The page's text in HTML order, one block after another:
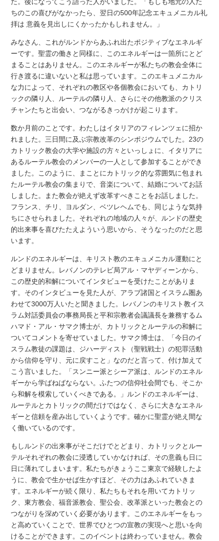
ちのこの喜びがなかったら、翌日の500年記念エキュメニカル礼
拝は 意義を見出しにくかったかもしれません。」
みなさん、これがルンドからあふれ出たポジティブなエネルギ
ーです。聖霊の働きと同様に、このエネルギーは一箇所にとど
まることはありません。このエネルギーが私たちの教会全体に
行き渡るに違いないと私は思っています。このエキュメニカル
な力によって、それぞれの教区や各個教会においても、カトリ
ックの隣り人、ルーテルの隣り人、さらにその他教派のクリス
チャンたちと出会い、つながるきっかけが起こります。
数か月前のことです。わたしはイタリアのフィレンツェに招か
れました。三日間に及ぶ宗教改革のシンポジウムでした。23の
カトリック教会の大学や施設の方々といっしょに、イタリアに
あるルーテル教会のメンバーの一人として参加することができ
ました。このように、まことにカトリック的な雰囲気に包まれ
たルーテル教会の集まりで、音楽について、結婚についてお話
しました。また教会が絶えず改革すべきことをお話しました。
フランス、チリ、ヨルダン、ベツレヘムでも、同じような気持
ちにさせられました。それぞれの地域の人々が、ルンドの歴史
的出来事を喜びたたえよういう思いから、そうなったのだと思
います。
ルンドのエネルギーは、キリスト教のエキュメニカル運動にと
どまりません。レバノンのテレビ局アル・マヤディーンから、
この歴史的和解についてインタビューを受けたことがありま
す。そのインタビューを見た人が、アラブ諸国とイスラム圏あ
わせて3000万人いたと聞きました。レバノンのキリスト教イス
ラム対話委員会の事務局長と平和宗教者会議議長を兼務するム
ハマド・アル・サマク博士が、カトリックとルーテルの和解に
ついてコメントを寄せていました。サマク博士は、「今日のイ
スラム教徒の課題は、ジハーディスト（聖戦戦士）の犯罪活動
から信仰を守り、元に戻すこと」なのだと言って、付け加えて
こう言いました。「スンニー派とシーア派は、ルンドのエネル
ギーから学ばねばならない。ふたつの信仰社会間でも、そこか
ら和解を模索していくべきである。」ルンドのエネルギーは、
ルーテルとカトリックの間だけではなく、さらに大きなエネル
ギーと信頼を産み出していくようです。確かに聖霊が絶え間な
く働いているのです。
もしルンドの出来事がそこだけでとどまり、カトリックとルー
テルそれぞれの教会に浸透していかなければ、その意義も日に
日に薄れてしまいます。私たちがきょうここ東京で経験したよ
うに、教会で生かせば生かすほど、その力はあふれていきま
す。エネルギーが続く限り、私たちもそれを用いてカトリッ
ク、東方教会、福音派教会、聖公会、改革派といった教会との
つながりを深めていく必要があります。このエネルギーをもっ
と高めていくことで、世界でひとつの宣教の実現へと思いを向
けることができます。このイベントは終わっていません。教会